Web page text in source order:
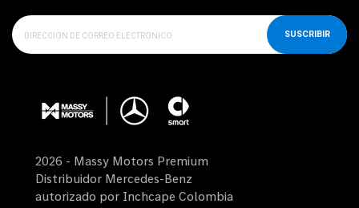
SUSCRIBIR
2026 - Massy Motors Premium
Distribuidor Mercedes-Benz
autorizado por Inchcape Colombia